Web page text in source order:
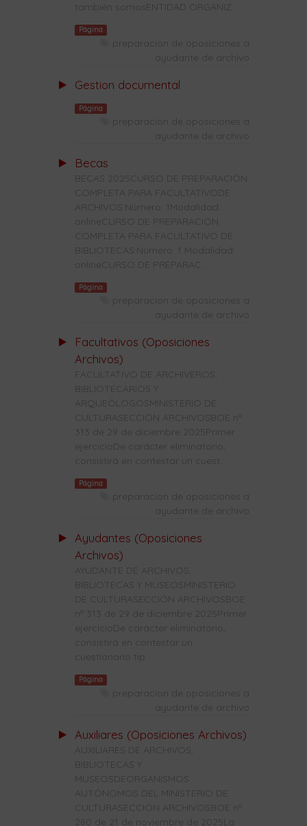
también somosENTIDAD ORGANIZ...
Página
preparacion de oposiciones a
ayudante de archivo
Gestion documental
Página
preparacion de oposiciones a
ayudante de archivo
Becas
BECAS 2025CURSO DE PREPARACIÓN
COMPLETA PARA FACULTATIVODE
ARCHIVOS:Número: 1Modalidad:
onlineCURSO DE PREPARACIÓN
COMPLETA PARA FACULTATIVO DE
BIBLIOTECAS:Número: 1 Modalidad:
onlineCURSO DE PREPARAC...
Página
preparacion de oposiciones a
ayudante de archivo
Facultativos (Oposiciones
Archivos)
FACULTATIVO DE ARCHIVEROS,
BIBLIOTECARIOS Y
ARQUEÓLOGOSMINISTERIO DE
CULTURASECCIÓN ARCHIVOSBOE nº
313 de 29 de diciembre 2025Primer
ejercicioDe carácter eliminatorio,
consistirá en contestar un cuest...
Página
preparacion de oposiciones a
ayudante de archivo
Ayudantes (Oposiciones
Archivos)
AYUDANTE DE ARCHIVOS,
BIBLIOTECAS Y MUSEOSMINISTERIO
DE CULTURASECCIÓN ARCHIVOSBOE
nº 313 de 29 de diciembre 2025Primer
ejercicioDe carácter eliminatorio,
consistirá en contestar un
cuestionario tip...
Página
preparacion de oposiciones a
ayudante de archivo
Auxiliares (Oposiciones Archivos)
AUXILIARES DE ARCHIVOS,
BIBLIOTECAS Y
MUSEOSDEORGANISMOS
AUTÓNOMOS DEL MINISTERIO DE
CULTURASECCIÓN ARCHIVOSBOE nº
280 de 21 de noviembre de 2025La